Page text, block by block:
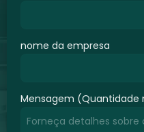
nome da empresa
Mensagem (Quantidade